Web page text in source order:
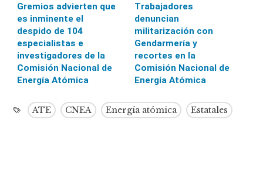
Gremios advierten que
es inminente el
despido de 104
especialistas e
investigadores de la
Comisión Nacional de
Energía Atómica
Trabajadores
denuncian
militarización con
Gendarmería y
recortes en la
Comisión Nacional de
Energía Atómica
ATE CNEA Energía atómica Estatales